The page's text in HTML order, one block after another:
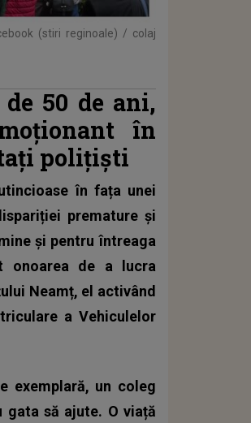
(stiri reginoale) / colaj
50 de ani,
în
polițiști
în fața unei
premature și
și pentru întreaga
onoarea de a lucra
Neamț, el activând
a Vehiculelor
exemplară, un coleg
să ajute. O viață